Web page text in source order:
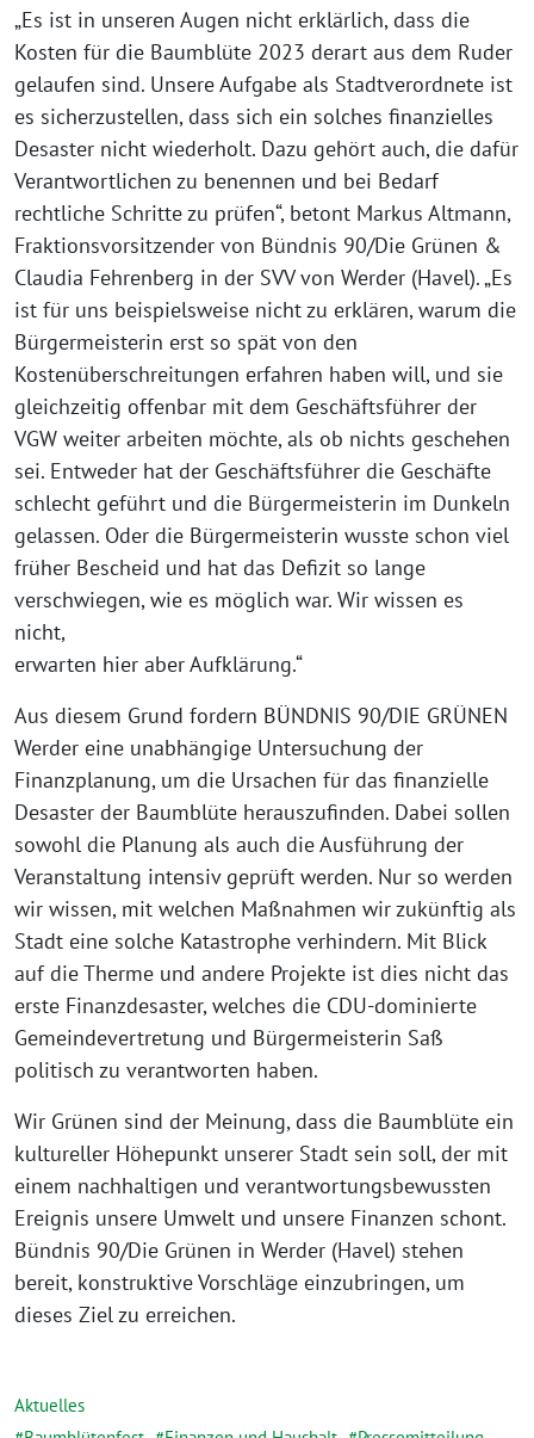
„Es ist in unseren Augen nicht erklärlich, dass die
Kosten für die Baumblüte 2023 derart aus dem Ruder
gelaufen sind. Unsere Aufgabe als Stadtverordnete ist
es sicherzustellen, dass sich ein solches finanzielles
Desaster nicht wiederholt. Dazu gehört auch, die dafür
Verantwortlichen zu benennen und bei Bedarf
rechtliche Schritte zu prüfen“, betont Markus Altmann,
Fraktionsvorsitzender von Bündnis 90/Die Grünen &
Claudia Fehrenberg in der SVV von Werder (Havel). „Es
ist für uns beispielsweise nicht zu erklären, warum die
Bürgermeisterin erst so spät von den
Kostenüberschreitungen erfahren haben will, und sie
gleichzeitig offenbar mit dem Geschäftsführer der
VGW weiter arbeiten möchte, als ob nichts geschehen
sei. Entweder hat der Geschäftsführer die Geschäfte
schlecht geführt und die Bürgermeisterin im Dunkeln
gelassen. Oder die Bürgermeisterin wusste schon viel
früher Bescheid und hat das Defizit so lange
verschwiegen, wie es möglich war. Wir wissen es
nicht,
erwarten hier aber Aufklärung.“
Aus diesem Grund fordern BÜNDNIS 90/DIE GRÜNEN
Werder eine unabhängige Untersuchung der
Finanzplanung, um die Ursachen für das finanzielle
Desaster der Baumblüte herauszufinden. Dabei sollen
sowohl die Planung als auch die Ausführung der
Veranstaltung intensiv geprüft werden. Nur so werden
wir wissen, mit welchen Maßnahmen wir zukünftig als
Stadt eine solche Katastrophe verhindern. Mit Blick
auf die Therme und andere Projekte ist dies nicht das
erste Finanzdesaster, welches die CDU-dominierte
Gemeindevertretung und Bürgermeisterin Saß
politisch zu verantworten haben.
Wir Grünen sind der Meinung, dass die Baumblüte ein
kultureller Höhepunkt unserer Stadt sein soll, der mit
einem nachhaltigen und verantwortungsbewussten
Ereignis unsere Umwelt und unsere Finanzen schont.
Bündnis 90/Die Grünen in Werder (Havel) stehen
bereit, konstruktive Vorschläge einzubringen, um
dieses Ziel zu erreichen.
Aktuelles